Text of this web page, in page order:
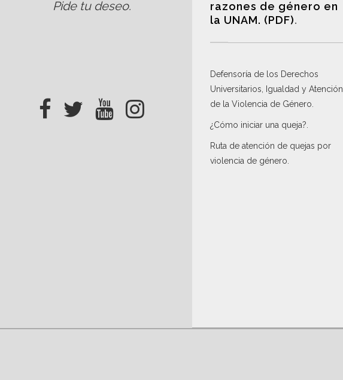
Pide tu deseo.
razones de género en
la UNAM. (PDF).
Defensoría de los Derechos
Universitarios, Igualdad y Atención
de la Violencia de Género
¿Cómo iniciar una queja?
Ruta de atención de quejas por
violencia de género